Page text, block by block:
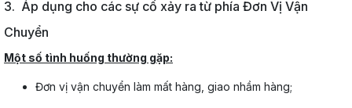
3. Áp dụng cho các sự cố xảy ra từ phía Đơn Vị Vận
Chuyển
Một số tình huống thường gặp:
Đơn vị vận chuyển làm mất hàng, giao nhầm hàng;